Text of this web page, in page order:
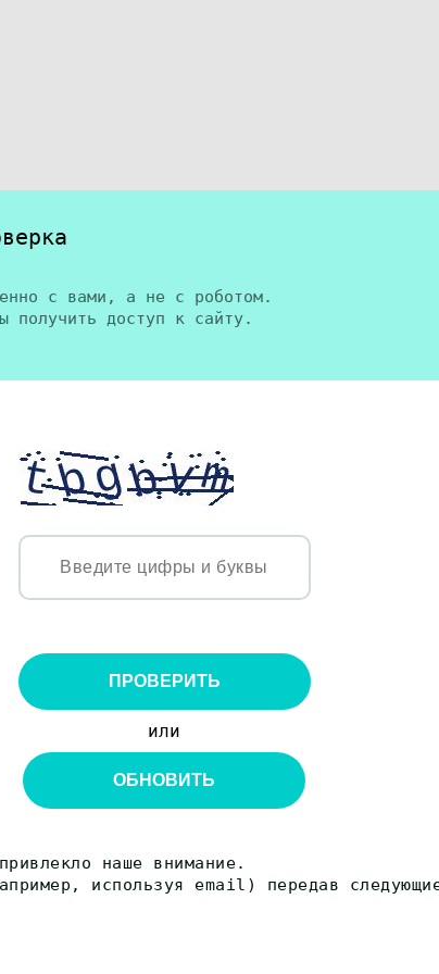
с вами, а не с роботом.
получить доступ к сайту.
ПРОВЕРИТЬ
или
ОБНОВИТЬ
наше внимание.
используя email) передав